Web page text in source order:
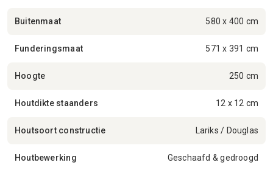
Buitenmaat 580 x 400 cm
Funderingsmaat 571 x 391 cm
Hoogte 250 cm
Houtdikte staanders 12 x 12 cm
Houtsoort constructie Lariks / Douglas
Houtbewerking Geschaafd & gedroogd